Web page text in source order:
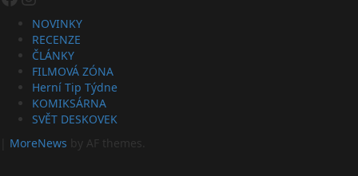
NOVINKY
RECENZE
ČLÁNKY
FILMOVÁ ZÓNA
Herní Tip Týdne
KOMIKSÁRNA
SVĚT DESKOVEK
MoreNews by AF themes.